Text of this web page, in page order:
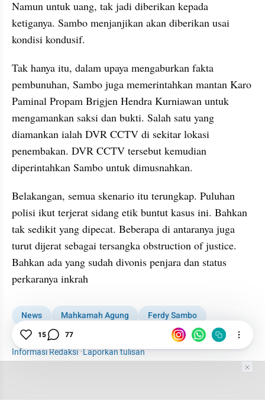
Namun untuk uang, tak jadi diberikan kepada
ketiganya. Sambo menjanjikan akan diberikan usai
kondisi kondusif.
Tak hanya itu, dalam upaya mengaburkan fakta
pembunuhan, Sambo juga memerintahkan mantan Karo
Paminal Propam Brigjen Hendra Kurniawan untuk
mengamankan saksi dan bukti. Salah satu yang
diamankan ialah DVR CCTV di sekitar lokasi
penembakan. DVR CCTV tersebut kemudian
diperintahkan Sambo untuk dimusnahkan.
Belakangan, semua skenario itu terungkap. Puluhan
polisi ikut terjerat sidang etik buntut kasus ini. Bahkan
tak sedikit yang dipecat. Beberapa di antaranya juga
turut dijerat sebagai tersangka obstruction of justice.
Bahkan ada yang sudah divonis penjara dan status
perkaranya inkrah
News Mahkamah Agung
Ferdy Sambo
Sidang Sambo dkk
Hukuman Mati Ferdy Sambo Batal
Informasi Redaksi·Laporkan tulisan
15 77